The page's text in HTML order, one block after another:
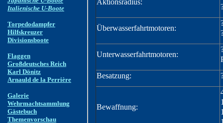
Italienische U-Boote
Torpedodampfer
Hilfskreuzer
Divisionsboote
Flaggen
Großdeutsches Reich
Karl Dönitz
Arnauld de la Perrière
Galerie
Wehrmachtsammlung
Gästebuch
Themenvorschau
Aktionsradius:
Überwasserfahrtmotoren:
Unterwasserfahrtmotoren:
Besatzung:
Bewaffnung: